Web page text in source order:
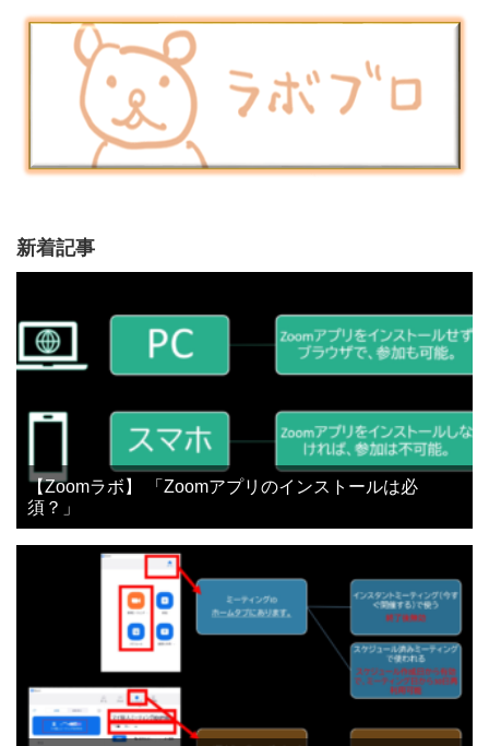
新着記事
【Zoomラボ】 「Zoomアプリのインストールは必
須？」